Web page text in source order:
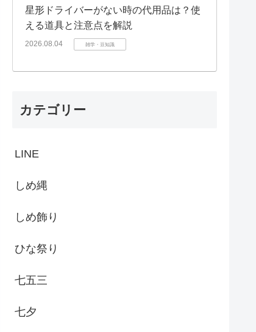
星形ドライバーがない時の代用品は？使
える道具と注意点を解説
2026.08.04 雑学・豆知識
カテゴリー
LINE
しめ縄
しめ飾り
ひな祭り
七五三
七夕